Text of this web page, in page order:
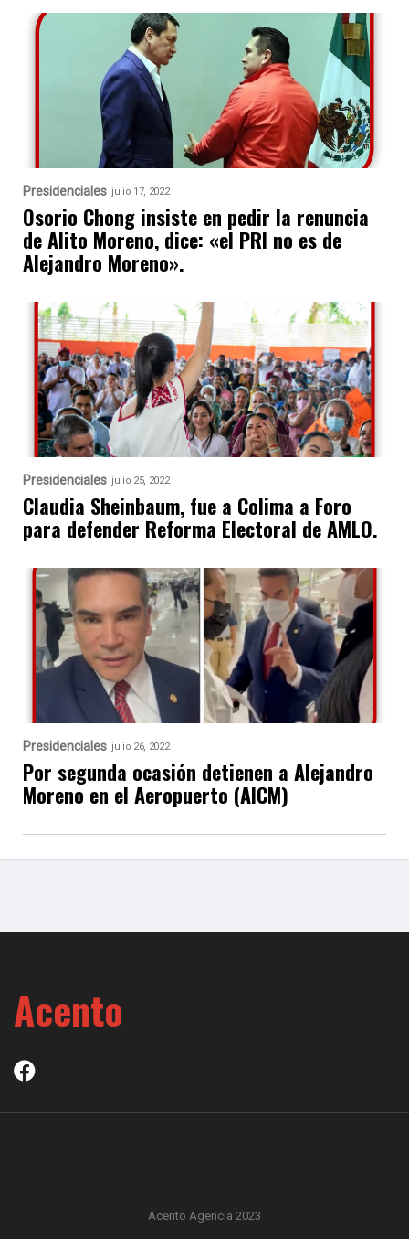
Presidenciales julio 17, 2022
Osorio Chong insiste en pedir la renuncia
de Alito Moreno, dice: «el PRI no es de
Alejandro Moreno».
Presidenciales julio 25, 2022
Claudia Sheinbaum, fue a Colima a Foro
para defender Reforma Electoral de AMLO.
Presidenciales julio 26, 2022
Por segunda ocasión detienen a Alejandro
Moreno en el Aeropuerto (AICM)
Acento
Acento Agencia 2023